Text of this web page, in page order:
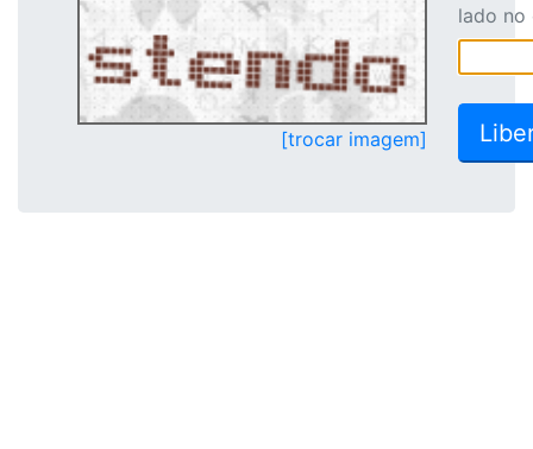
[trocar imagem]
lado no